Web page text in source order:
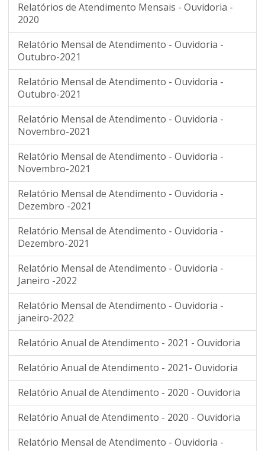
Relatórios de Atendimento Mensais - Ouvidoria -
2020
Relatório Mensal de Atendimento - Ouvidoria -
Outubro-2021
Relatório Mensal de Atendimento - Ouvidoria -
Outubro-2021
Relatório Mensal de Atendimento - Ouvidoria -
Novembro-2021
Relatório Mensal de Atendimento - Ouvidoria -
Novembro-2021
Relatório Mensal de Atendimento - Ouvidoria -
Dezembro -2021
Relatório Mensal de Atendimento - Ouvidoria -
Dezembro-2021
Relatório Mensal de Atendimento - Ouvidoria -
Janeiro -2022
Relatório Mensal de Atendimento - Ouvidoria -
janeiro-2022
Relatório Anual de Atendimento - 2021 - Ouvidoria
Relatório Anual de Atendimento - 2021- Ouvidoria
Relatório Anual de Atendimento - 2020 - Ouvidoria
Relatório Anual de Atendimento - 2020 - Ouvidoria
Relatório Mensal de Atendimento - Ouvidoria -